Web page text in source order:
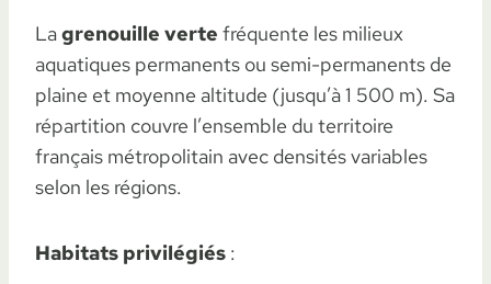
Lagrenouille verte fréquente les milieux
aquatiques permanents ou semi-permanents de
plaine et moyenne altitude (jusqu’à 1 500 m). Sa
répartition couvre l’ensemble du territoire
français métropolitain avec densités variables
selon les régions.
Habitats privilégiés :